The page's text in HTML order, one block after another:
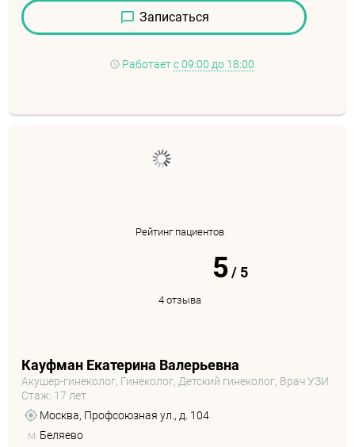
Записаться
Работает с 09:00 до 18:00
Рейтинг пациентов
5/5
4 отзыва
Кауфман Екатерина Валерьевна
Акушер-гинеколог, Гинеколог, Детский гинеколог, Врач УЗИ
Стаж: 17 лет
Москва, Профсоюзная ул., д. 104
м. Беляево